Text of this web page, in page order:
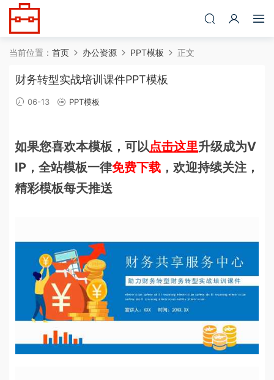
当前位置： 首页 办公资源 PPT模板 正文
财务转型实战培训课件PPT模板
06-13 PPT模板
如果您喜欢本模板，可以点击这里升级成为V
IP，全站模板一律免费下载 ，欢迎持续关注，
精彩模板每天推送